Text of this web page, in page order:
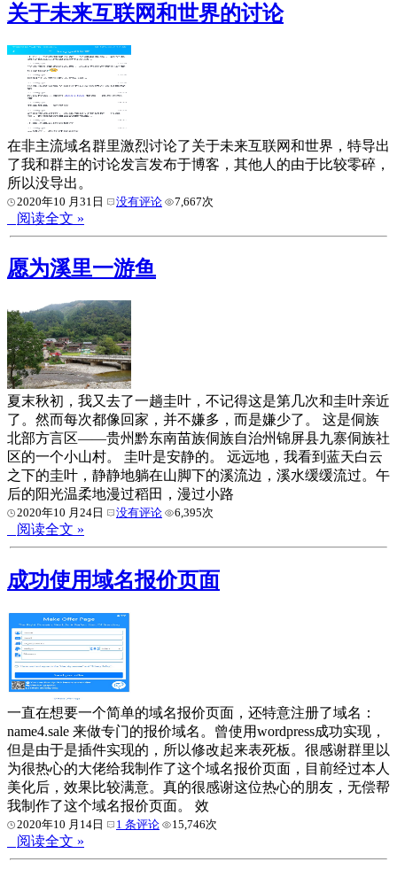
关于未来互联网和世界的讨论
在非主流域名群里激烈讨论了关于未来互联网和世界，特导出
了我和群主的讨论发言发布于博客，其他人的由于比较零碎，
所以没导出。
2020年10 月31日 没有评论 7,667次
阅读全文 »
愿为溪里一游鱼
夏末秋初，我又去了一趟圭叶，不记得这是第几次和圭叶亲近
了。然而每次都像回家，并不嫌多，而是嫌少了。 这是侗族
北部方言区——贵州黔东南苗族侗族自治州锦屏县九寨侗族社
区的一个小山村。 圭叶是安静的。 远远地，我看到蓝天白云
之下的圭叶，静静地躺在山脚下的溪流边，溪水缓缓流过。午
后的阳光温柔地漫过稻田，漫过小路
2020年10 月24日 没有评论 6,395次
阅读全文 »
成功使用域名报价页面
一直在想要一个简单的域名报价页面，还特意注册了域名：
name4.sale 来做专门的报价域名。曾使用wordpress成功实现，
但是由于是插件实现的，所以修改起来表死板。很感谢群里以
为很热心的大佬给我制作了这个域名报价页面，目前经过本人
美化后，效果比较满意。真的很感谢这位热心的朋友，无偿帮
我制作了这个域名报价页面。 效
2020年10 月14日 1 条评论 15,746次
阅读全文 »